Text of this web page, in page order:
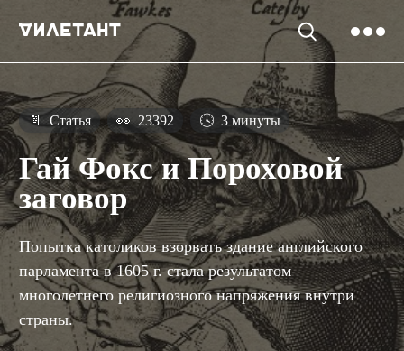
📄 Статья 👀 23392 🕓 3 минуты
Гай Фокс и Пороховой
заговор
Попытка католиков взорвать здание английского
парламента в 1605 г. стала результатом
многолетнего религиозного напряжения внутри
страны.